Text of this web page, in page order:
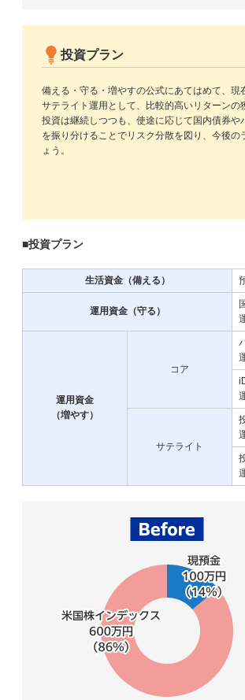
投資プラン
備える・守る・増やすの公式にあてはめて、
サテライト運用として、比較的高いリターン
投資は継続しつつも、使途に応じて国内債券
を振り分けることでリスク分散を図り、今後
ょう。
■投資プラン
生活資金（備える）
運用資金（守る）
運用資金
（増やす）
コア
サテライト